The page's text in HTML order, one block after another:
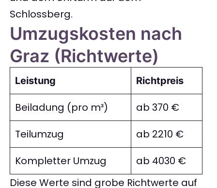
Schlossberg.
Umzugskosten nach
Graz (Richtwerte)
Leistung Richtpreis
Beiladung (pro m³)
ab 370 €
Teilumzug
ab 2210 €
Kompletter Umzug
ab 4030 €
Diese Werte sind grobe Richtwerte auf